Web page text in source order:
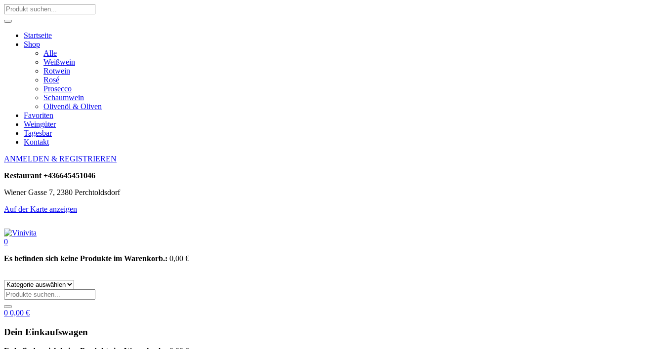
Startseite
Shop
Alle
Weißwein
Rotwein
Rosé
Prosecco
Schaumwein
Olivenöl & Oliven
Favoriten
Weingüter
Tagesbar
Kontakt
ANMELDEN & REGISTRIEREN
Restaurant +436645451046
Wiener Gasse 7, 2380 Perchtoldsdorf
Auf der Karte anzeigen
0
Es befinden sich keine Produkte im Warenkorb.: 0,00 €
0 0,00 €
Dein Einkaufswagen